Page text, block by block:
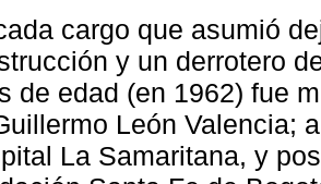
cargo que asumió
y un derrotero
de edad (en 1962) fue
León Valencia;
La Samaritana, y